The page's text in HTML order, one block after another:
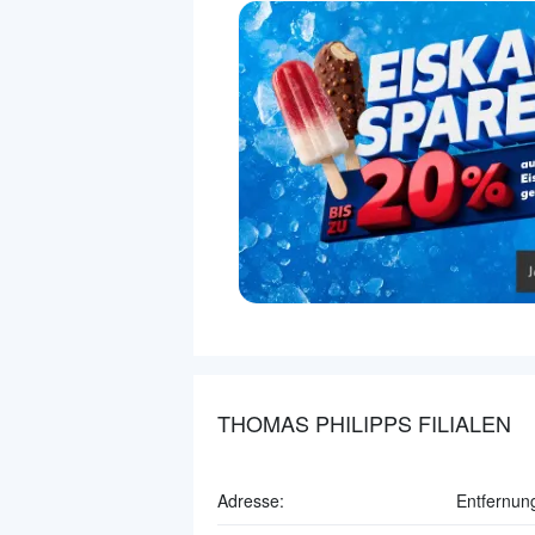
THOMAS PHILIPPS FILIALEN
Adresse: